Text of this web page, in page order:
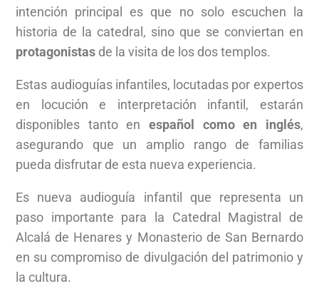
intención principal es que no solo escuchen la
historia de la catedral, sino que se conviertan en
protagonistas de la visita de los dos templos.
Estas audioguías infantiles, locutadas por expertos
en locución e interpretación infantil, estarán
disponibles tanto en español como en inglés,
asegurando que un amplio rango de familias
pueda disfrutar de esta nueva experiencia.
Es nueva audioguía infantil que representa un
paso importante para la Catedral Magistral de
Alcalá de Henares y Monasterio de San Bernardo
en su compromiso de divulgación del patrimonio y
la cultura.